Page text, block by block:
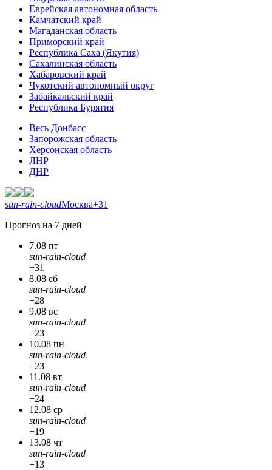
Еврейская автономная область
Камчатский край
Магаданская область
Приморский край
Республика Саха (Якутия)
Сахалинская область
Хабаровский край
Чукотский автономный округ
Забайкальский край
Республика Бурятия
Весь Донбасс
Запорожская область
Херсонская область
ЛНР
ДНР
sun-rain-cloudМосква+31
Прогноз на 7 дней
7.08 пт
sun-rain-cloud
+31
8.08 сб
sun-rain-cloud
+28
9.08 вс
sun-rain-cloud
+23
10.08 пн
sun-rain-cloud
+23
11.08 вт
sun-rain-cloud
+24
12.08 ср
sun-rain-cloud
+19
13.08 чт
sun-rain-cloud
+13